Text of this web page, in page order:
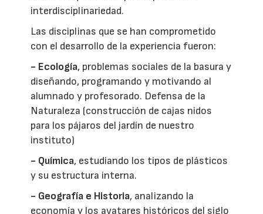
interdisciplinariedad.
Las disciplinas que se han comprometido
con el desarrollo de la experiencia fueron:
- Ecología, problemas sociales de la basura y
diseñando, programando y motivando al
alumnado y profesorado. Defensa de la
Naturaleza (construcción de cajas nidos
para los pájaros del jardín de nuestro
instituto)
- Química, estudiando los tipos de plásticos
y su estructura interna.
- Geografía e Historia, analizando la
economía y los avatares históricos del siglo